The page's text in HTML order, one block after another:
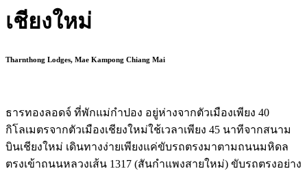
เชียงใหม่
Tharnthong Lodges, Mae Kampong Chiang Mai
ธารทองลอดจ์ ที่พักแม่กำปอง อยู่ห่างจากตัวเมืองเพียง 40
กิโลเมตรจากตัวเมืองเชียงใหม่ใช้เวลาเพียง 45 นาทีจากสนาม
บินเชียงใหม่ เดินทางง่ายเพียงแค่ขับรถตรงมาตามถนนมหิดล
ตรงเข้าถนนหลวงเส้น 1317 (สันกำแพงสายใหม่) ขับรถตรงอย่าง